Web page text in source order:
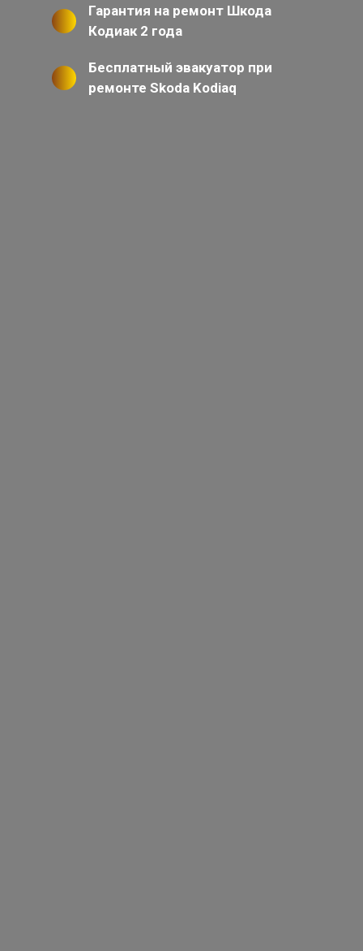
Гарантия на ремонт Шкода
Кодиак 2 года
Бесплатный эвакуатор при
ремонте Skoda Kodiaq